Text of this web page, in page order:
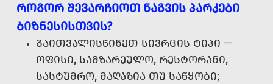
ᲠᲝᲒᲝᲠ ᲨᲔᲕᲐᲠᲩᲘᲝᲗ ᲜᲐᲒᲕᲘᲡ ᲞᲐᲠᲙᲔᲑᲘ
ᲑᲘᲖᲜᲔᲡᲘᲡᲗᲕᲘᲡ?
ᲒᲐᲘᲗᲕᲐᲚᲘᲡᲬᲘᲜᲔᲗ ᲡᲘᲕᲠᲪᲘᲡ ᲢᲘᲞᲘ —
ᲝᲤᲘᲡᲘ, ᲡᲐᲛᲖᲐᲠᲔᲣᲚᲝ, ᲠᲔᲡᲢᲝᲠᲐᲜᲘ,
ᲡᲐᲡᲢᲣᲛᲠᲝ, ᲛᲐᲦᲐᲖᲘᲐ ᲗᲣ ᲡᲐᲬᲧᲝᲑᲘ;